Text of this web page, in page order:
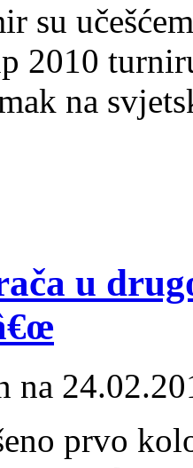
su
2010
na
u
na
prvo